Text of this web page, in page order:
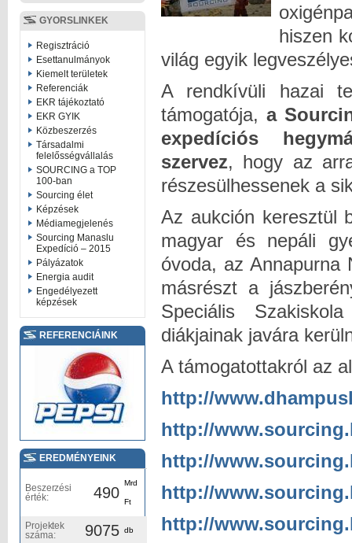
GYORSLINKEK
Regisztráció
Esettanulmányok
Kiemelt területek
Referenciák
EKR tájékoztató
EKR GYIK
Közbeszerzés
Társadalmi
felelősségvállalás
SOURCING a TOP
100-ban
Sourcing élet
Képzések
Médiamegjelenés
Sourcing Manaslu
Expedíció – 2015
Pályázatok
Energia audit
Engedélyezett
képzések
REFERENCIÁINK
EREDMÉNYEINK
Beszerzési
érték:
490
Mrd
Ft
Projektek
száma:
9075 db
hiszen
világ egyik
A rendkívüli hazai
támogatója, a
expedíciós
szervez, hogy az
részesülhessenek a
Az aukción keresztül
magyar és nepáli
óvoda, az Annapurna
másrészt a
Speciális
diákjainak javára
A támogatottakról az
http://
http://
http://
http://
http://